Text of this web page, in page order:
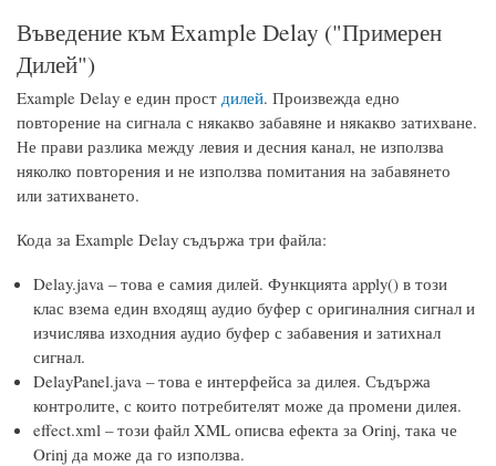
Въведение към Example Delay ("Примерен
Дилей")
Example Delay е един прост дилей. Произвежда едно
повторение на сигнала с някакво забавяне и някакво затихване.
Не прави разлика между левия и десния канал, не използва
няколко повторения и не използва помитания на забавянето
или затихването.
Кода за Example Delay съдържа три файла:
Delay.java – това е самия дилей. Функцията apply() в този
клас взема един входящ аудио буфер с оригиналния сигнал и
изчислява изходния аудио буфер с забавения и затихнал
сигнал.
DelayPanel.java – това е интерфейса за дилея. Съдържа
контролите, с които потребителят може да промени дилея.
effect.xml – този файл XML описва ефекта за Orinj, така че
Orinj да може да го използва.